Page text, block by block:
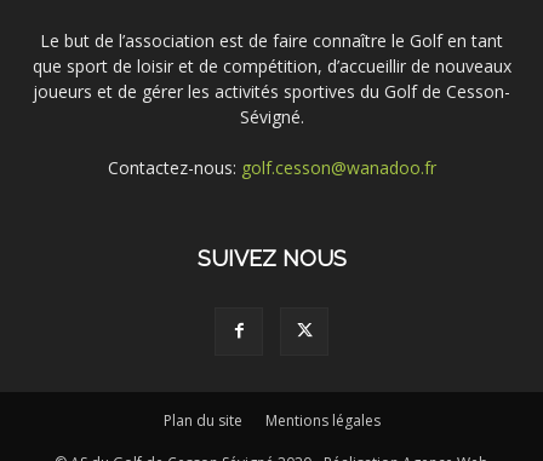
Le but de l’association est de faire connaître le Golf en tant
que sport de loisir et de compétition, d’accueillir de nouveaux
joueurs et de gérer les activités sportives du Golf de Cesson-
Sévigné.
Contactez-nous: golf.cesson@wanadoo.fr
SUIVEZ NOUS
Plan du site Mentions légales